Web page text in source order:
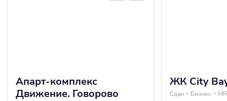
Апарт-комплекс
Движение. Говорово
ЖК City
Сдан Бизнес